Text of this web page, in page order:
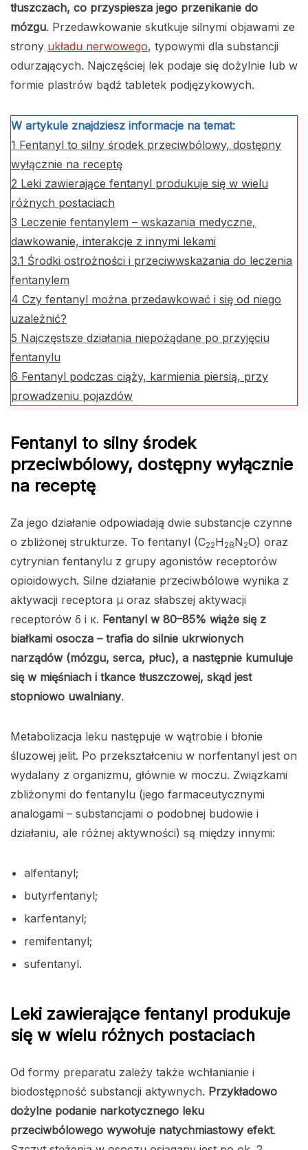
tłuszczach, co przyspiesza jego przenikanie do
mózgu. Przedawkowanie skutkuje silnymi objawami ze
strony układu nerwowego, typowymi dla substancji
odurzających. Najczęściej lek podaje się dożylnie lub w
formie plastrów bądź tabletek podjęzykowych.
W artykule znajdziesz informacje na temat:
1 Fentanyl to silny środek przeciwbólowy, dostępny
wyłącznie na receptę
2 Leki zawierające fentanyl produkuje się w wielu
różnych postaciach
3 Leczenie fentanylem – wskazania medyczne,
dawkowanie, interakcje z innymi lekami
3.1 Środki ostrożności i przeciwwskazania do leczenia
fentanylem
4 Czy fentanyl można przedawkować i się od niego
uzależnić?
5 Najczęstsze działania niepożądane po przyjęciu
fentanylu
6 Fentanyl podczas ciąży, karmienia piersią, przy
prowadzeniu pojazdów
Fentanyl to silny środek
przeciwbólowy, dostępny wyłącznie
na receptę
Za jego działanie odpowiadają dwie substancje czynne
o zbliżonej strukturze. To fentanyl (C22H 28N 2O) oraz
cytrynian fentanylu z grupy agonistów receptorów
opioidowych. Silne działanie przeciwbólowe wynika z
aktywacji receptora μ oraz słabszej aktywacji
receptorów δ i κ. Fentanyl w 80–85% wiąże się z
białkami osocza – trafia do silnie ukrwionych
narządów (mózgu, serca, płuc), a następnie kumuluje
się w mięśniach i tkance tłuszczowej, skąd jest
stopniowo uwalniany.
Metabolizacja leku następuje w wątrobie i błonie
śluzowej jelit. Po przekształceniu w norfentanyl jest on
wydalany z organizmu, głównie w moczu. Związkami
zbliżonymi do fentanylu (jego farmaceutycznymi
analogami – substancjami o podobnej budowie i
działaniu, ale różnej aktywności) są między innymi:
alfentanyl;
butyrfentanyl;
karfentanyl;
remifentanyl;
sufentanyl.
Leki zawierające fentanyl produkuje
się w wielu różnych postaciach
Od formy preparatu zależy także wchłanianie i
biodostępność substancji aktywnych. Przykładowo
dożylne podanie narkotycznego leku
przeciwbólowego wywołuje natychmiastowy efekt.